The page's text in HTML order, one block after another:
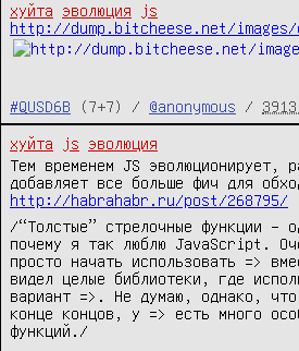
хуйта эволюция
js
http://dump.bitcheese.net/images/
#QUSD6B (7+7) / @anonymous /
хуйта js
эволюция
Тем временем JS эволюционирует,
добавляет все больше фич для
http://habrahabr.ru/post/268795/
/“Толстые” стрелочные функции –
почему я так люблю JavaScript.
просто начать использовать =>
видел целые библиотеки, где
вариант =>. Не думаю, однако,
конце концов, у => есть много
функций./